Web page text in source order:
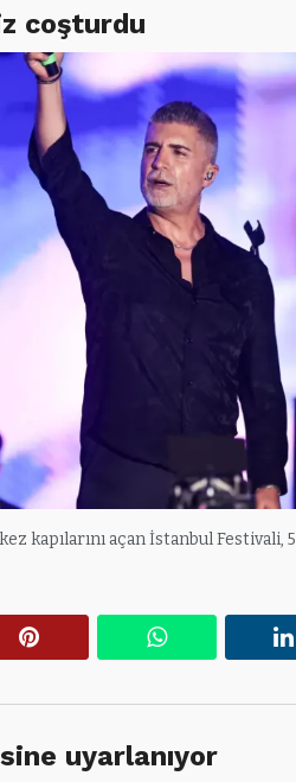
coşturdu
kapılarını açan İstanbul Festivali, 5
uyarlanıyor